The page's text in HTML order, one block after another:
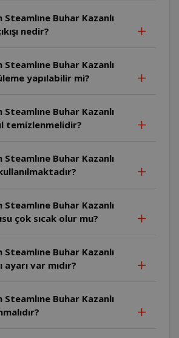
Steamlıne Buhar Kazanlı
nedir?
Steamlıne Buhar Kazanlı
yapılabilir mi?
Steamlıne Buhar Kazanlı
temizlenmelidir?
Steamlıne Buhar Kazanlı
kullanılmaktadır?
Steamlıne Buhar Kazanlı
çok sıcak olur mu?
Steamlıne Buhar Kazanlı
ayarı var mıdır?
Steamlıne Buhar Kazanlı